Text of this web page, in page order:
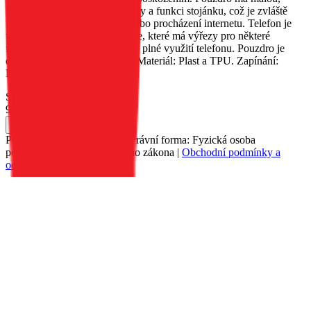
praktickou kapsu na dokumenty a funkci stojánku, což je zvláště
užitečné při sledování filmů nebo procházení internetu. Telefon je
umístěn v silikonovém pouzdře, které má výřezy pro některé
funkční tlačítka, což umožňuje plné využití telefonu. Pouzdro je
dostupné v několika barvách. Materiál: Plast a TPU. Zapínání:
Magnet.
Skladem 50 ks u dodavatele
90 Kč
Petr Matyáš, IČ: 00705331, Právní forma: Fyzická osoba
podnikající dle živnostenského zákona | Obchodní podmínky a
ochrana osobních údajů